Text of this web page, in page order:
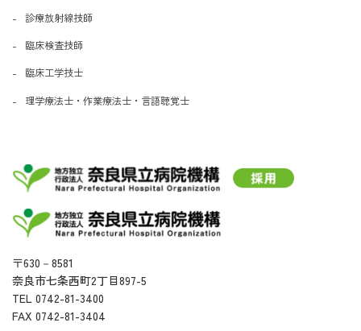
診療放射線技師
臨床検査技師
臨床工学技士
理学療法士・作業療法士・言語聴覚士
〒630－8581
奈良市七条西町2丁目897-5
TEL 0742-81-3400
FAX 0742-81-3404